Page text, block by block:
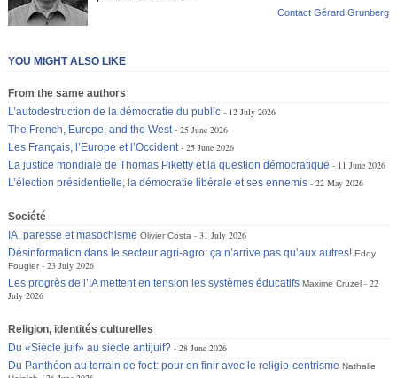
Contact Gérard Grunberg
YOU MIGHT ALSO LIKE
From the same authors
L’autodestruction de la démocratie du public
12 July 2026
The French, Europe, and the West
25 June 2026
Les Français, l’Europe et l’Occident
25 June 2026
La justice mondiale de Thomas Piketty et la question démocratique
11 June 2026
L’élection présidentielle, la démocratie libérale et ses ennemis
22 May 2026
Société
IA, paresse et masochisme Olivier Costa
31 July 2026
Désinformation dans le secteur agri-agro: ça n’arrive pas qu’aux autres! Eddy
Fougier
23 July 2026
Les progrès de l’IA mettent en tension les systèmes éducatifs Maxime Cruzel
22
July 2026
Religion, identités culturelles
Du «Siècle juif» au siècle antijuif?
28 June 2026
Du Panthéon au terrain de foot: pour en finir avec le religio-centrisme Nathalie